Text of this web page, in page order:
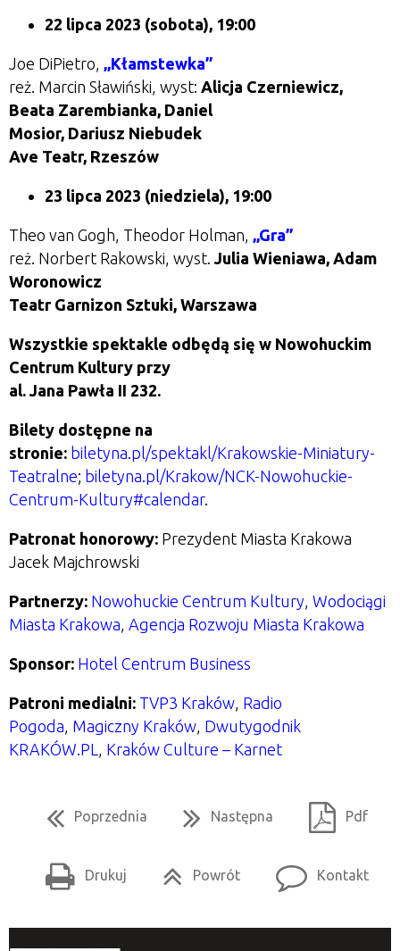
22 lipca 2023 (sobota), 19:00
Joe DiPietro, „Kłamstewka”
reż. Marcin Sławiński, wyst: Alicja Czerniewicz,
Beata Zarembianka, Daniel
Mosior, Dariusz Niebudek
Ave Teatr, Rzeszów
23 lipca 2023 (niedziela), 19:00
Theo van Gogh, Theodor Holman, „Gra”
reż. Norbert Rakowski, wyst. Julia Wieniawa, Adam
Woronowicz
Teatr Garnizon Sztuki, Warszawa
Wszystkie spektakle odbędą się w Nowohuckim
Centrum Kultury przy
al. Jana Pawła II 232.
Bilety dostępne na
stronie: biletyna.pl/spektakl/Krakowskie-Miniatury-
Teatralne; biletyna.pl/Krakow/NCK-Nowohuckie-
Centrum-Kultury#calendar.
Patronat honorowy: Prezydent Miasta Krakowa
Jacek Majchrowski
Partnerzy: Nowohuckie Centrum Kultury, Wodociągi
Miasta Krakowa, Agencja Rozwoju Miasta Krakowa
Sponsor: Hotel Centrum Business
Patroni medialni: TVP3 Kraków, Radio
Pogoda, Magiczny Kraków, Dwutygodnik
KRAKÓW.PL, Kraków Culture – Karnet
Poprzednia Następna Pdf
Drukuj Powrót Kontakt